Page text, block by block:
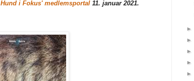
Hund i Fokus' medlemsportal 11. januar 2021.
►
►
►
►
►